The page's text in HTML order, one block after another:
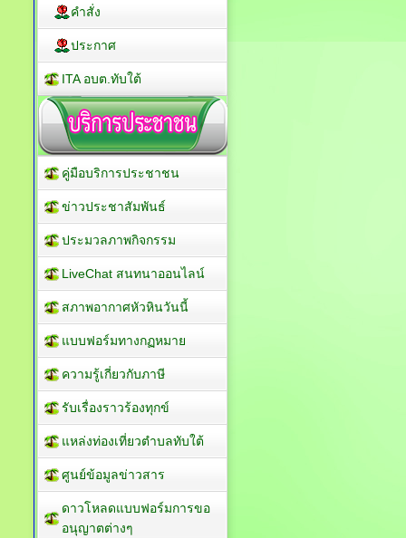
คำสั่ง
ประกาศ
ITA อบต.ทับใต้
คู่มือบริการประชาชน
ข่าวประชาสัมพันธ์
ประมวลภาพกิจกรรม
LiveChat สนทนาออนไลน์
สภาพอากาศหัวหินวันนี้
แบบฟอร์มทางกฏหมาย
ความรู้เกี่ยวกับภาษี
รับเรื่องราวร้องทุกข์
แหล่งท่องเที่ยวตำบลทับใต้
ศูนย์ข้อมูลข่าวสาร
ดาวโหลดแบบฟอร์มการขอ
อนุญาตต่างๆ